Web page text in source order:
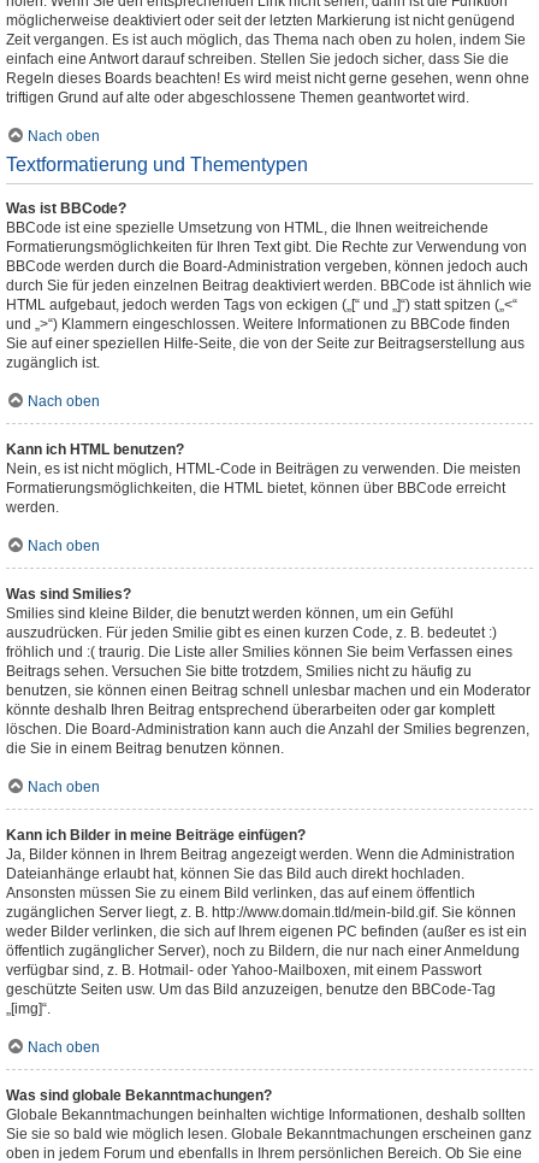
möglicherweise deaktiviert oder seit der letzten Markierung ist nicht genügend
Zeit vergangen. Es ist auch möglich, das Thema nach oben zu holen, indem Sie
einfach eine Antwort darauf schreiben. Stellen Sie jedoch sicher, dass Sie die
Regeln dieses Boards beachten! Es wird meist nicht gerne gesehen, wenn ohne
triftigen Grund auf alte oder abgeschlossene Themen geantwortet wird.
Nach oben
Textformatierung und Thementypen
Was ist BBCode?
BBCode ist eine spezielle Umsetzung von HTML, die Ihnen weitreichende
Formatierungsmöglichkeiten für Ihren Text gibt. Die Rechte zur Verwendung von
BBCode werden durch die Board-Administration vergeben, können jedoch auch
durch Sie für jeden einzelnen Beitrag deaktiviert werden. BBCode ist ähnlich wie
HTML aufgebaut, jedoch werden Tags von eckigen („[“ und „]“) statt spitzen („<“
und „>“) Klammern eingeschlossen. Weitere Informationen zu BBCode finden
Sie auf einer speziellen Hilfe-Seite, die von der Seite zur Beitragserstellung aus
zugänglich ist.
Nach oben
Kann ich HTML benutzen?
Nein, es ist nicht möglich, HTML-Code in Beiträgen zu verwenden. Die meisten
Formatierungsmöglichkeiten, die HTML bietet, können über BBCode erreicht
werden.
Nach oben
Was sind Smilies?
Smilies sind kleine Bilder, die benutzt werden können, um ein Gefühl
auszudrücken. Für jeden Smilie gibt es einen kurzen Code, z. B. bedeutet :)
fröhlich und :( traurig. Die Liste aller Smilies können Sie beim Verfassen eines
Beitrags sehen. Versuchen Sie bitte trotzdem, Smilies nicht zu häufig zu
benutzen, sie können einen Beitrag schnell unlesbar machen und ein Moderator
könnte deshalb Ihren Beitrag entsprechend überarbeiten oder gar komplett
löschen. Die Board-Administration kann auch die Anzahl der Smilies begrenzen,
die Sie in einem Beitrag benutzen können.
Nach oben
Kann ich Bilder in meine Beiträge einfügen?
Ja, Bilder können in Ihrem Beitrag angezeigt werden. Wenn die Administration
Dateianhänge erlaubt hat, können Sie das Bild auch direkt hochladen.
Ansonsten müssen Sie zu einem Bild verlinken, das auf einem öffentlich
zugänglichen Server liegt, z. B. http://www.domain.tld/mein-bild.gif. Sie können
weder Bilder verlinken, die sich auf Ihrem eigenen PC befinden (außer es ist ein
öffentlich zugänglicher Server), noch zu Bildern, die nur nach einer Anmeldung
verfügbar sind, z. B. Hotmail- oder Yahoo-Mailboxen, mit einem Passwort
geschützte Seiten usw. Um das Bild anzuzeigen, benutze den BBCode-Tag
„[img]“.
Nach oben
Was sind globale Bekanntmachungen?
Globale Bekanntmachungen beinhalten wichtige Informationen, deshalb sollten
Sie sie so bald wie möglich lesen. Globale Bekanntmachungen erscheinen ganz
oben in jedem Forum und ebenfalls in Ihrem persönlichen Bereich. Ob Sie eine